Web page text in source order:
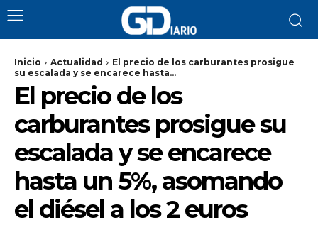
Inicio Actualidad
El precio de los carburantes prosigue
su escalada y se encarece hasta...
El precio de los
carburantes prosigue su
escalada y se encarece
hasta un 5%, asomando
el diésel a los 2 euros